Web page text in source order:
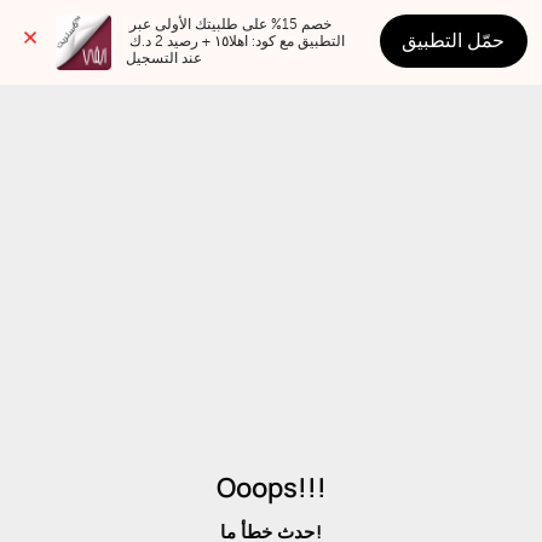
عند التسجيل
حمّل التطبيق
Ooops!!!
حدث خطأ ما!